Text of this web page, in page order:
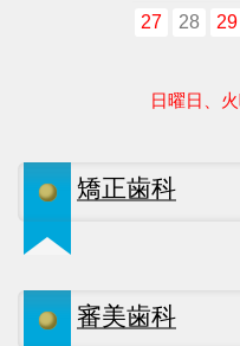
27
28 29
日曜日、
矯正歯科
審美歯科